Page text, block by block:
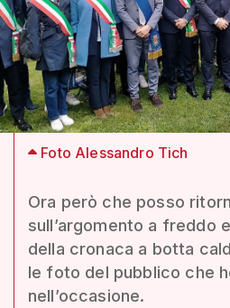
Foto Alessandro Tich
Ora però che posso
sull’argomento a freddo
della cronaca a botta
le foto del pubblico che
nell’occasione.